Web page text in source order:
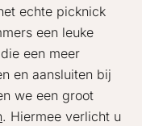
echte picknick
een leuke
een meer
en aansluiten bij
we een groot
. Hiermee verlicht u